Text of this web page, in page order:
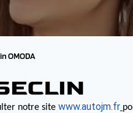
OMODA
notre site www.autojm.fr